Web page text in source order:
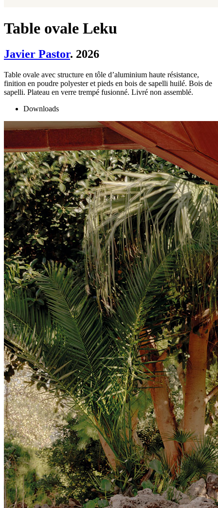
Table ovale Leku
Javier Pastor. 2026
Table ovale avec structure en tôle d’aluminium haute résistance,
finition en poudre polyester et pieds en bois de sapelli huilé. Bois de
sapelli. Plateau en verre trempé fusionné. Livré non assemblé.
Downloads